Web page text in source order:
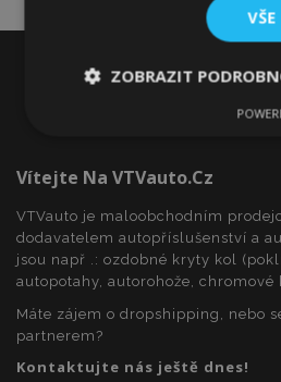
Vítejte Na VTVauto.cz
VTVauto je maloobchodním
dodavatelem autopříslušenství a
jsou např .: ozdobné kryty kol
autopotahy, autorohože, chromové
Máte zájem o dropshipping, nebo
partnerem?
Kontaktujte nás ještě dnes!
ZOBRAZIT
Výkonové
Funkční